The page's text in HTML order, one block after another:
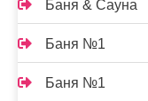
Баня & Сауна
Баня №1
Баня №1